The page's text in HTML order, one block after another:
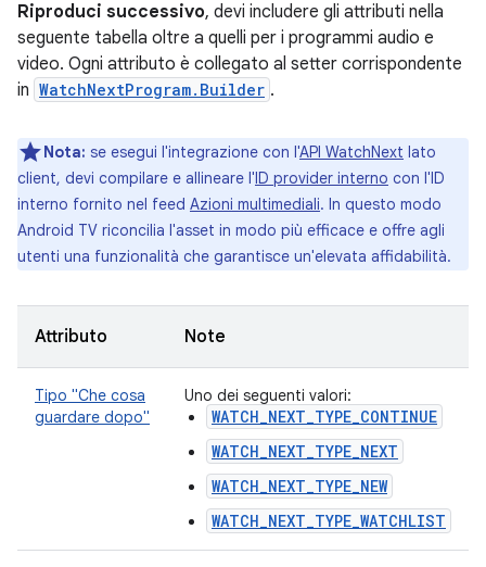
Riproduci successivo, devi includere gli attributi nella
seguente tabella oltre a quelli per i programmi audio e
video. Ogni attributo è collegato al setter corrispondente
in WatchNextProgram.Builder .
Nota: se esegui l'integrazione con l'API WatchNext lato
client, devi compilare e allineare l'ID provider interno con l'ID
interno fornito nel feed Azioni multimediali. In questo modo
Android TV riconcilia l'asset in modo più efficace e offre agli
utenti una funzionalità che garantisce un'elevata affidabilità.
Attributo Note
Tipo "Che cosa
guardare dopo"
Uno dei seguenti valori:
WATCH_NEXT_TYPE_CONTINUE
WATCH_NEXT_TYPE_NEXT
WATCH_NEXT_TYPE_NEW
WATCH_NEXT_TYPE_WATCHLIST